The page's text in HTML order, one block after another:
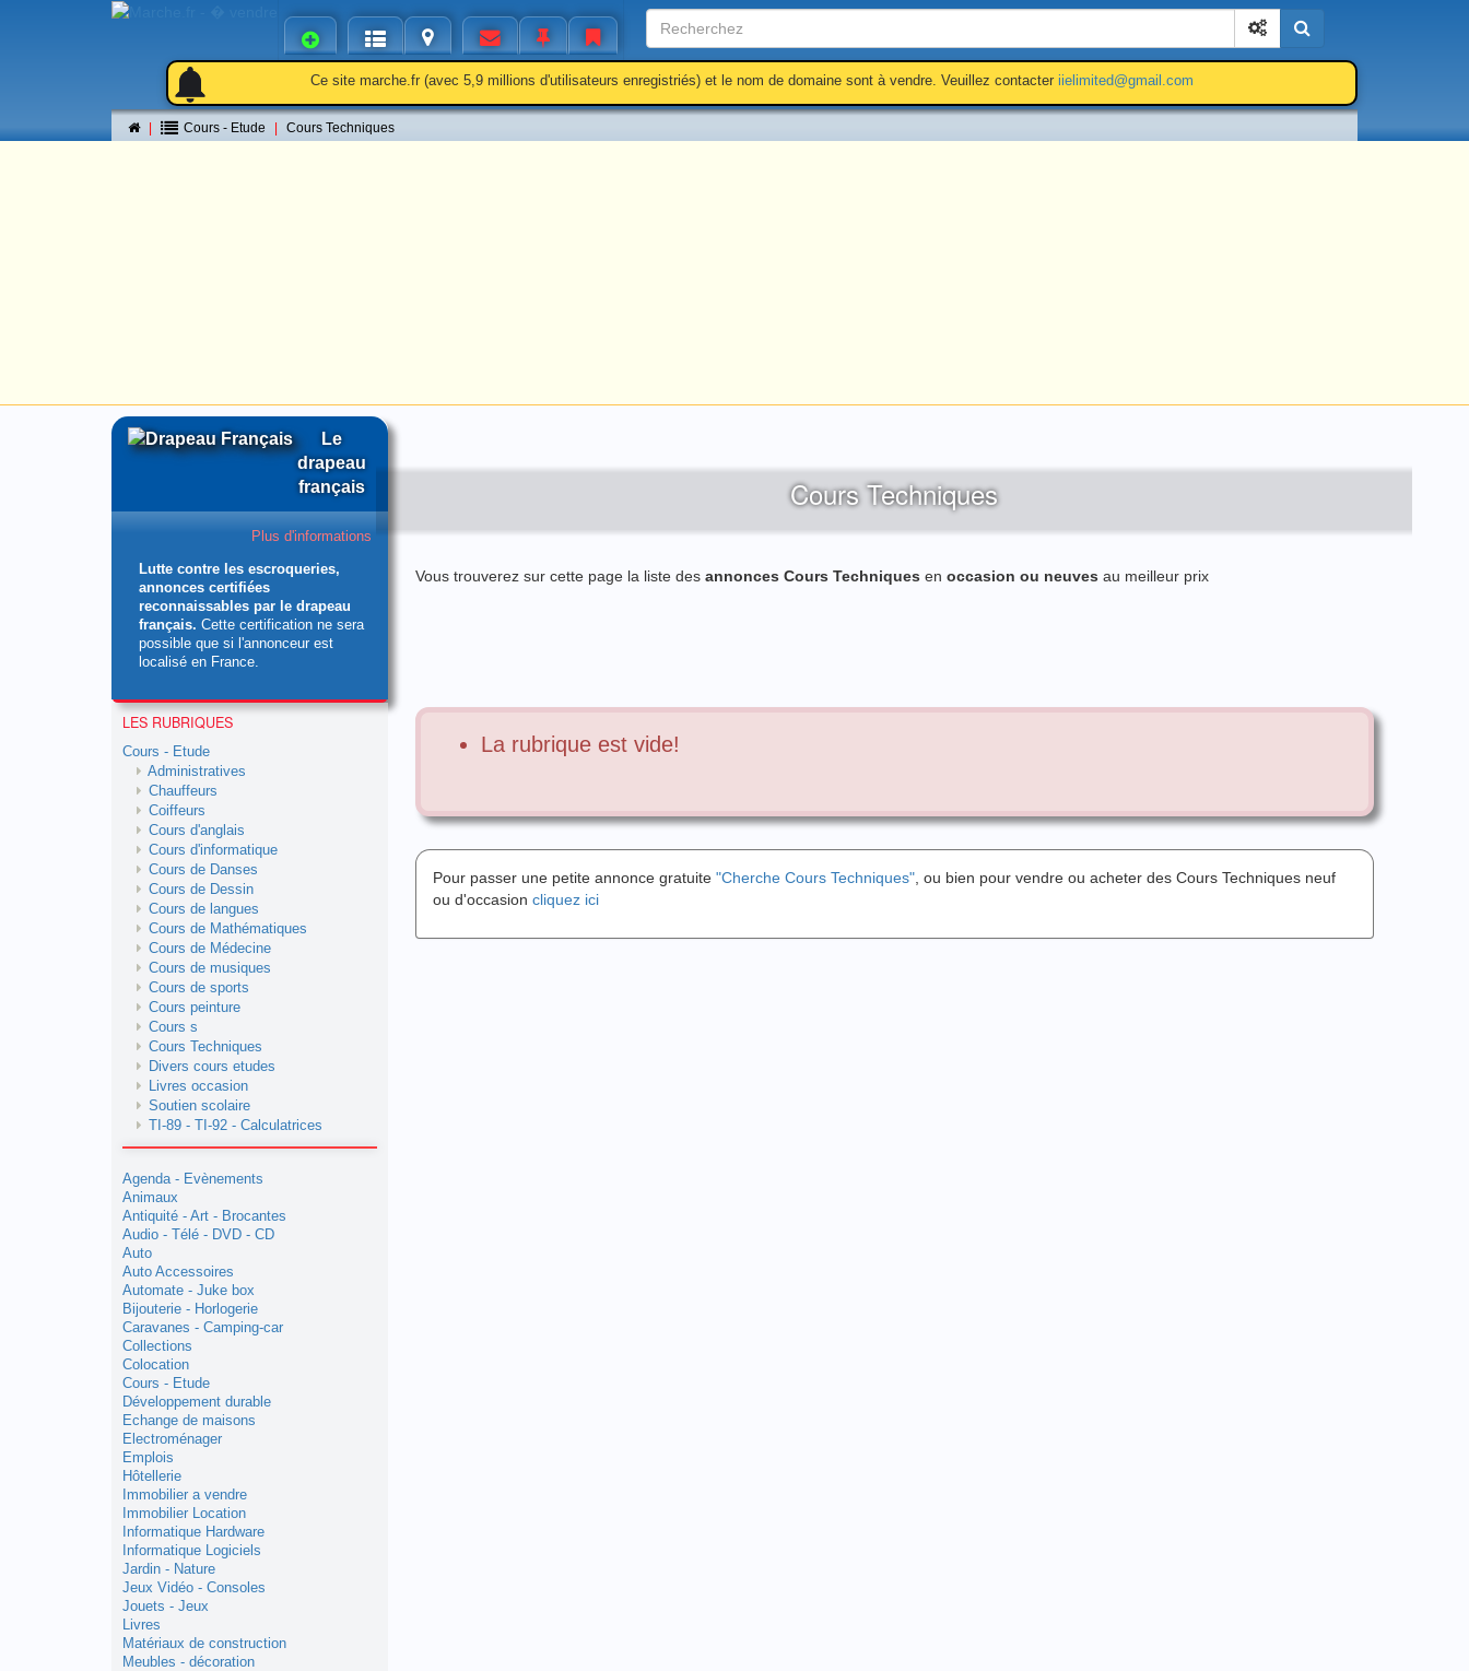
Cherchez
notifications
notifications Ce site marche.fr (avec 5,9 millions d'utilisateurs enregistriés) et le nom de domaine sont à vendre. Veuillez contacter iielimited@gmail.com
Cours - Etude Cours Techniques
Cours Techniques
Vous trouverez sur cette page la liste des annonces Cours Techniques en occasion ou neuves au meilleur prix
La rubrique est vide!
Pour passer une petite annonce gratuite "Cherche Cours Techniques", ou bien pour vendre ou acheter des Cours Techniques neuf
ou d'occasion cliquez ici
Le
drapeau
français
Plus d'informations
Lutte contre les escroqueries,
annonces certifiées
reconnaissables par le drapeau
français. Cette certification ne sera
possible que si l'annonceur est
localisé en France.
LES RUBRIQUES
Cours - Etude
Administratives
Chauffeurs
Coiffeurs
Cours d'anglais
Cours d'informatique
Cours de Danses
Cours de Dessin
Cours de langues
Cours de Mathématiques
Cours de Médecine
Cours de musiques
Cours de sports
Cours peinture
Cours s
Cours Techniques
Divers cours etudes
Livres occasion
Soutien scolaire
TI-89 - TI-92 - Calculatrices
Agenda - Evènements
Animaux
Antiquité - Art - Brocantes
Audio - Télé - DVD - CD
Auto
Auto Accessoires
Automate - Juke box
Bijouterie - Horlogerie
Caravanes - Camping-car
Collections
Colocation
Cours - Etude
Développement durable
Echange de maisons
Electroménager
Emplois
Hôtellerie
Immobilier a vendre
Immobilier Location
Informatique Hardware
Informatique Logiciels
Jardin - Nature
Jeux Vidéo - Consoles
Jouets - Jeux
Livres
Matériaux de construction
Meubles - décoration